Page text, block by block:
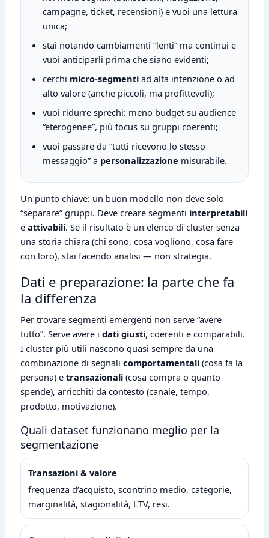
campagne, ticket, recensioni) e vuoi una lettura
unica;
stai notando cambiamenti “lenti” ma continui e
vuoi anticiparli prima che siano evidenti;
cerchi micro-segmenti ad alta intenzione o ad
alto valore (anche piccoli, ma profittevoli);
vuoi ridurre sprechi: meno budget su audience
“eterogenee”, più focus su gruppi coerenti;
vuoi passare da “tutti ricevono lo stesso
messaggio” a personalizzazione misurabile.
Un punto chiave: un buon modello non deve solo
“separare” gruppi. Deve creare segmenti interpretabili
eattivabili. Se il risultato è un elenco di cluster senza
una storia chiara (chi sono, cosa vogliono, cosa fare
con loro), stai facendo analisi — non strategia.
Dati e preparazione: la parte che fa
la differenza
Per trovare segmenti emergenti non serve “avere
tutto”. Serve avere idati giusti, coerenti e comparabili.
I cluster più utili nascono quasi sempre da una
combinazione di segnalicomportamentali (cosa fa la
persona) etransazionali (cosa compra o quanto
spende), arricchiti da contesto (canale, tempo,
prodotto, motivazione).
Quali dataset funzionano meglio per la
segmentazione
Transazioni & valore
frequenza d’acquisto, scontrino medio, categorie,
marginalità, stagionalità, LTV, resi.